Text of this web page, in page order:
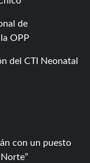
de
OPP
del CTI Neonatal
con un puesto